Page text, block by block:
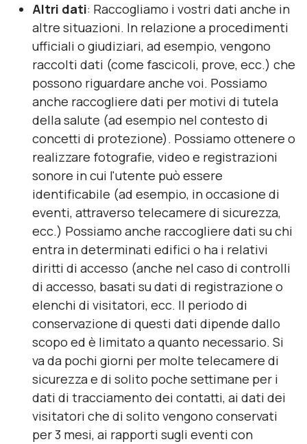
Altri dati: Raccogliamo i vostri dati anche in
altre situazioni. In relazione a procedimenti
ufficiali o giudiziari, ad esempio, vengono
raccolti dati (come fascicoli, prove, ecc.) che
possono riguardare anche voi. Possiamo
anche raccogliere dati per motivi di tutela
della salute (ad esempio nel contesto di
concetti di protezione). Possiamo ottenere o
realizzare fotografie, video e registrazioni
sonore in cui l'utente può essere
identificabile (ad esempio, in occasione di
eventi, attraverso telecamere di sicurezza,
ecc.) Possiamo anche raccogliere dati su chi
entra in determinati edifici o ha i relativi
diritti di accesso (anche nel caso di controlli
di accesso, basati su dati di registrazione o
elenchi di visitatori, ecc. Il periodo di
conservazione di questi dati dipende dallo
scopo ed è limitato a quanto necessario. Si
va da pochi giorni per molte telecamere di
sicurezza e di solito poche settimane per i
dati di tracciamento dei contatti, ai dati dei
visitatori che di solito vengono conservati
per 3 mesi, ai rapporti sugli eventi con